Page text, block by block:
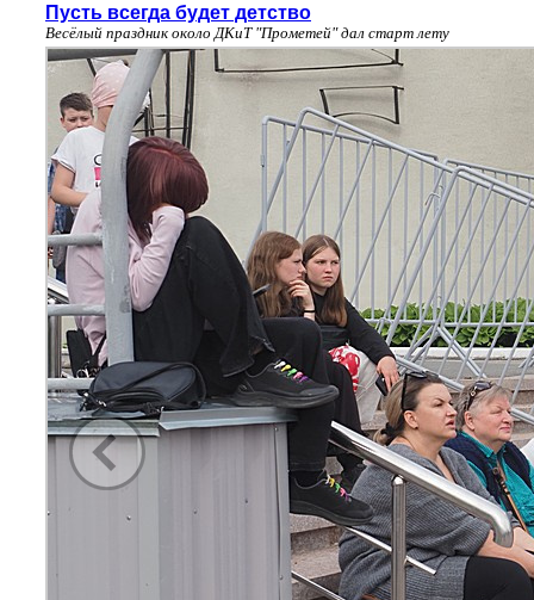
Пусть всегда будет детство
Весёлый праздник около ДКиТ "Прометей" дал старт лету